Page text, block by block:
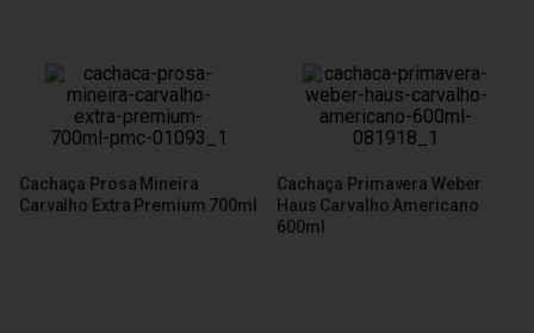
Cachaça Prosa Mineira
Carvalho Extra Premium 700ml
Cachaça Primavera Weber
Haus Carvalho Americano
600ml